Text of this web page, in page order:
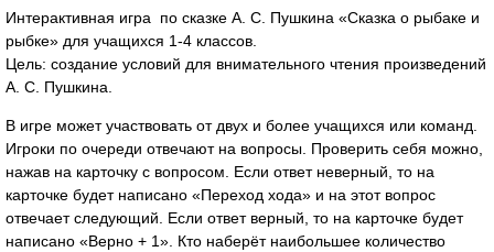
Интерактивная игра по сказке А. С. Пушкина «Сказка о рыбаке и
рыбке» для учащихся 1-4 классов.
Цель: создание условий для внимательного чтения произведений
А. С. Пушкина.
В игре может участвовать от двух и более учащихся или команд.
Игроки по очереди отвечают на вопросы. Проверить себя можно,
нажав на карточку с вопросом. Если ответ неверный, то на
карточке будет написано «Переход хода» и на этот вопрос
отвечает следующий. Если ответ верный, то на карточке будет
написано «Верно + 1». Кто наберёт наибольшее количество